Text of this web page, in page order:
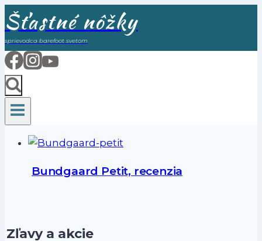
Skip
to
content
Šťastné nôžky
sprievodca barefoot svetom
Bundgaard Petit, recenzia
Zľavy a akcie